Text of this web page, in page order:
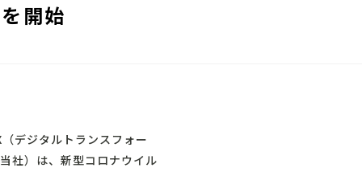
開始
デジタルトランスフォー
社）は、新型コロナウイル